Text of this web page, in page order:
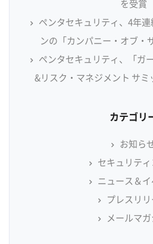
を受賞
ペンタセキュリティ、4年
ンの「カンパニー・オブ・
ペンタセキュリティ、「ガ
&リスク・マネジメント サミ
カテゴリ
お知ら
セキュリティ
ニュース＆イ
プレスリリ
メールマガ